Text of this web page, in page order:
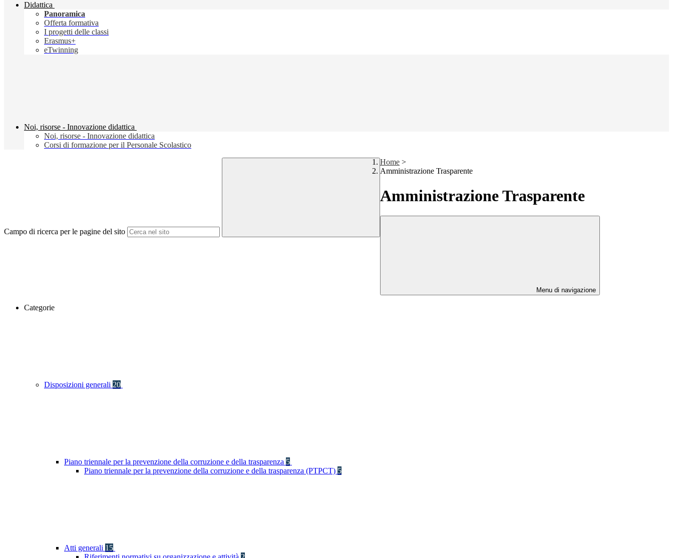
Didattica
Panoramica
Offerta formativa
I progetti delle classi
Erasmus+
eTwinning
Noi, risorse - Innovazione didattica
Noi, risorse - Innovazione didattica
Corsi di formazione per il Personale Scolastico
Campo di ricerca per le pagine del sito
Home >
Amministrazione Trasparente
Amministrazione Trasparente
Menu di navigazione
Categorie
Disposizioni generali 20
Piano triennale per la prevenzione della corruzione e della trasparenza 5
Piano triennale per la prevenzione della corruzione e della trasparenza (PTPCT) 5
Atti generali 15